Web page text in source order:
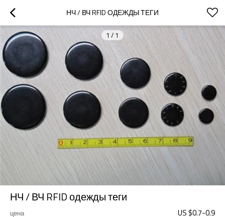
НЧ / ВЧ RFID ОДЕЖДЫ ТЕГИ
1 / 1
НЧ / ВЧ RFID одежды теги
цена US $0.7-0.9